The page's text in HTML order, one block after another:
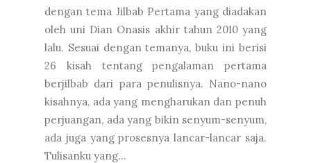
dengan tema Jilbab Pertama yang diadakan
oleh uni Dian Onasis akhir tahun 2010 yang
lalu. Sesuai dengan temanya, buku ini berisi
26 kisah tentang pengalaman pertama
berjilbab dari para penulisnya. Nano-nano
kisahnya, ada yang mengharukan dan penuh
perjuangan, ada yang bikin senyum-senyum,
ada juga yang prosesnya lancar-lancar saja.
Tulisanku yang...